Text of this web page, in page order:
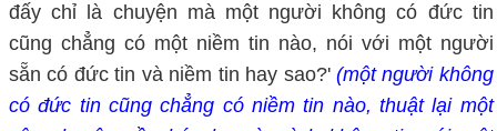
đấy chỉ là chuyện mà một người không có đức tin
cũng chẳng có một niềm tin nào, nói với một người
sẵn có đức tin và niềm tin hay sao?' (một người không
có đức tin cũng chẳng có niềm tin nào, thuật lại một